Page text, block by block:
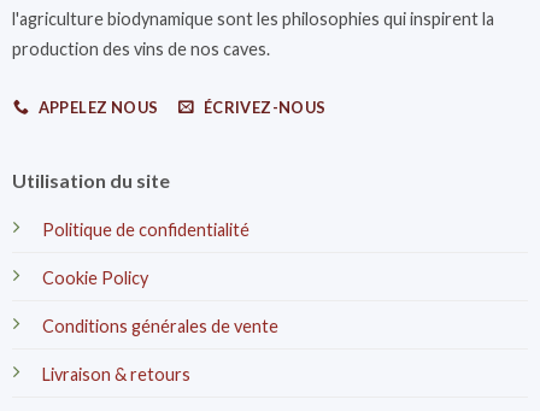
l'agriculture biodynamique sont les philosophies qui inspirent la
production des vins de nos caves.
APPELEZ NOUS ÉCRIVEZ-NOUS
Utilisation du site
Politique de confidentialité
Cookie Policy
Conditions générales de vente
Livraison & retours